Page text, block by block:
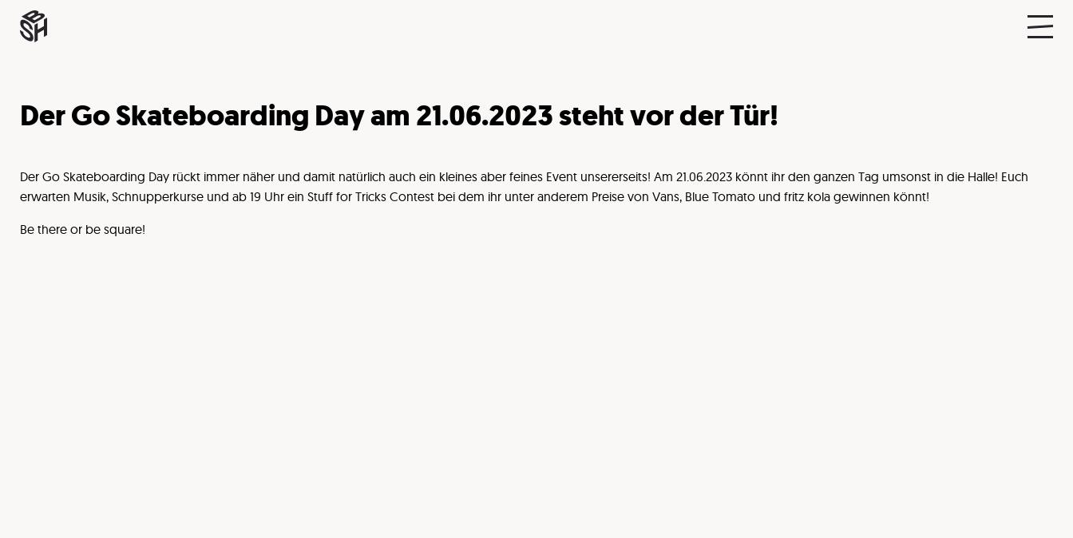
Der Go Skateboarding Day am 21.06.2023 steht vor der Tür!
Der Go Skateboarding Day rückt immer näher und damit natürlich auch ein kleines aber feines Event unsererseits! Am 21.06.2023 könnt ihr den ganzen Tag umsonst in die Halle! Euch
erwarten Musik, Schnupperkurse und ab 19 Uhr ein Stuff for Tricks Contest bei dem ihr unter anderem Preise von Vans, Blue Tomato und fritz kola gewinnen könnt!
Be there or be square!